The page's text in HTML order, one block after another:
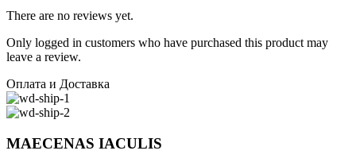
There are no reviews yet.
Only logged in customers who have purchased this product may
leave a review.
Оплата и Доставка
MAECENAS IACULIS